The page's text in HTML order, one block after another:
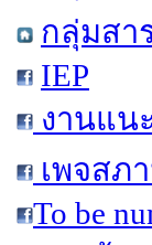
กลุ่มสา
IEP
งานแน
เพจสภ
To be